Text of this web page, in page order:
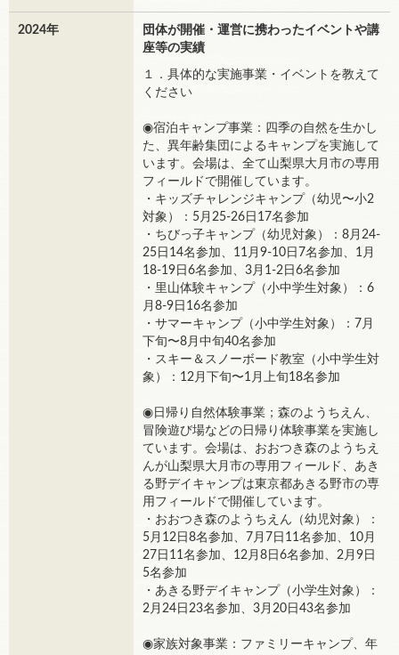
2024年
団体が開催・運営に携わったイベントや講
座等の実績
１．具体的な実施事業・イベントを教えて
ください
◉宿泊キャンプ事業：四季の自然を生かし
た、異年齢集団によるキャンプを実施して
います。会場は、全て山梨県大月市の専用
フィールドで開催しています。
・キッズチャレンジキャンプ（幼児〜小2
対象）：5月25-26日17名参加
・ちびっ子キャンプ（幼児対象）：8月24-
25日14名参加、11月9-10日7名参加、1月
18-19日6名参加、3月1-2日6名参加
・里山体験キャンプ（小中学生対象）：6
月8-9日16名参加
・サマーキャンプ（小中学生対象）：7月
下旬〜8月中旬40名参加
・スキー＆スノーボード教室（小中学生対
象）：12月下旬〜1月上旬18名参加
◉日帰り自然体験事業；森のようちえん、
冒険遊び場などの日帰り体験事業を実施し
ています。会場は、おおつき森のようちえ
んが山梨県大月市の専用フィールド、あき
る野デイキャンプは東京都あきる野市の専
用フィールドで開催しています。
・おおつき森のようちえん（幼児対象）：
5月12日8名参加、7月7日11名参加、10月
27日11名参加、12月8日6名参加、2月9日
5名参加
・あきる野デイキャンプ（小学生対象）：
2月24日23名参加、3月20日43名参加
◉家族対象事業：ファミリーキャンプ、年